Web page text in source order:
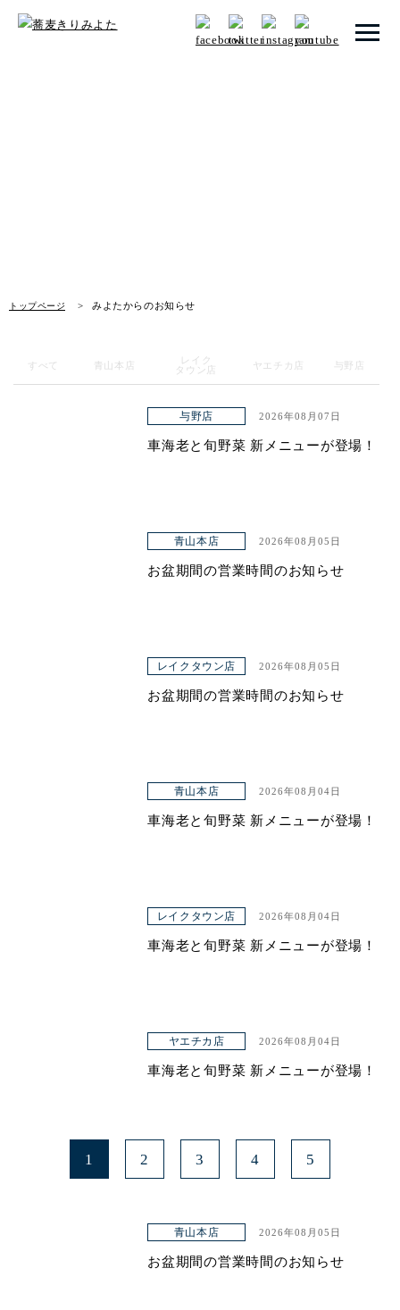
トップページ みよたからのお知らせ
メニュー 一覧
レイクタウン店
ヤエチカ店
店舗一覧
ヤエチカ店
与野店
アクセス
青山本店
与野店
すべて 青山本店
レイク
タウン店
ヤエチカ店 与野店
与野店 2026年08月07日
車海老と旬野菜 新メニューが登場！
青山本店 2026年08月05日
お盆期間の営業時間のお知らせ
レイクタウン店 2026年08月05日
お盆期間の営業時間のお知らせ
青山本店 2026年08月04日
車海老と旬野菜 新メニューが登場！
レイクタウン店 2026年08月04日
車海老と旬野菜 新メニューが登場！
ヤエチカ店 2026年08月04日
車海老と旬野菜 新メニューが登場！
1 2 3 4 5
青山本店 2026年08月05日
お盆期間の営業時間のお知らせ